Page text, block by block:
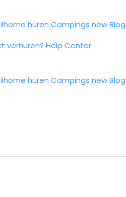
huren Campings newBlog
verhuren? Help Center
huren Campings newBlog